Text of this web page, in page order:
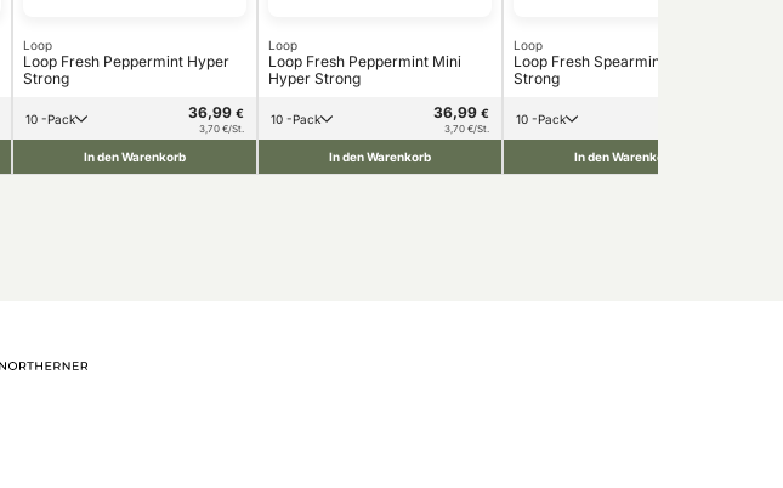
Loop
Loop Fresh Peppermint Hyper
Strong
10 -Pack 36,99 €
3,70 €/St.
In den Warenkorb
Loop
Loop Fresh Peppermint Mini
Hyper Strong
10 -Pack 36,99 €
3,70 €/St.
In den Warenkorb
Loop
Loop Fresh Spearmint Hyper
Strong
10 -Pack
In den Warenkorb